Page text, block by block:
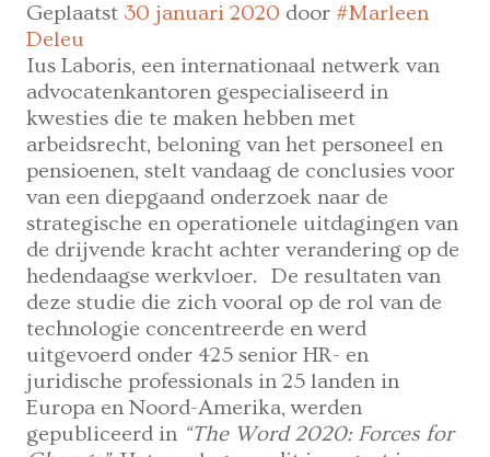
deel
Geplaatst 30 januari 2020 door #Marleen
Deleu
Ius Laboris, een internationaal netwerk van
advocatenkantoren gespecialiseerd in
kwesties die te maken hebben met
arbeidsrecht, beloning van het personeel en
pensioenen, stelt vandaag de conclusies voor
van een diepgaand onderzoek naar de
strategische en operationele uitdagingen van
de drijvende kracht achter verandering op de
hedendaagse werkvloer. De resultaten van
deze studie die zich vooral op de rol van de
technologie concentreerde en werd
uitgevoerd onder 425 senior HR- en
juridische professionals in 25 landen in
Europa en Noord-Amerika, werden
gepubliceerd in “The Word 2020: Forces for